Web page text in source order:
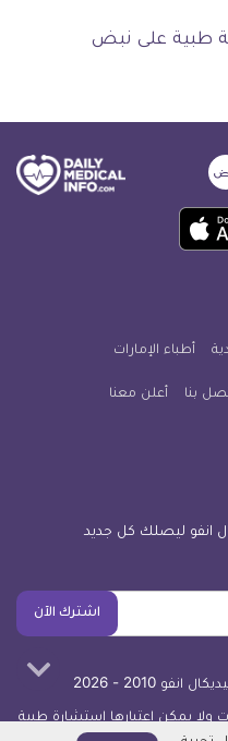
ديلي
ميديكال
انفو
أطباء الإمارات
بنا أعلن معنا
انفو ليصلك كل جديد
اشترك الآن
2010 - 2026
يمكن اعتبارها استشارة طبية